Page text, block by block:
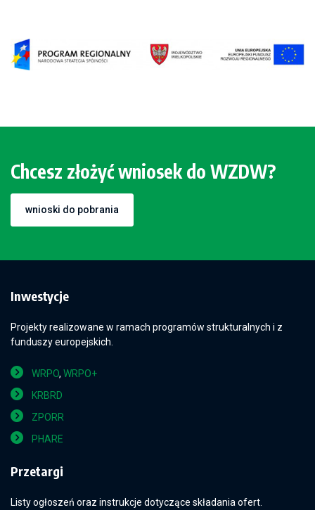
Chcesz złożyć wniosek do WZDW?
wnioski do pobrania
Inwestycje
Projekty realizowane w ramach programów strukturalnych i z
funduszy europejskich.
WRPO, WRPO+
KRBRD
ZPORR
PHARE
Przetargi
Listy ogłoszeń oraz instrukcje dotyczące składania ofert.